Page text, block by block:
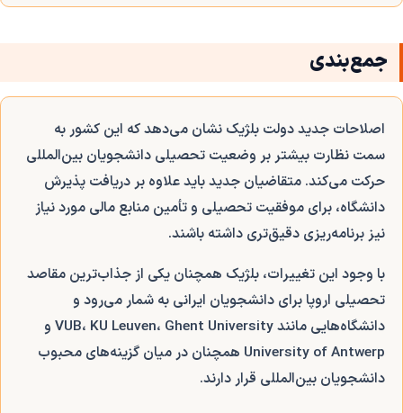
جمع‌بندی
اصلاحات جدید دولت بلژیک نشان می‌دهد که این کشور به
سمت نظارت بیشتر بر وضعیت تحصیلی دانشجویان بین‌المللی
حرکت می‌کند. متقاضیان جدید باید علاوه بر دریافت پذیرش
دانشگاه، برای موفقیت تحصیلی و تأمین منابع مالی مورد نیاز
نیز برنامه‌ریزی دقیق‌تری داشته باشند.
با وجود این تغییرات، بلژیک همچنان یکی از جذاب‌ترین مقاصد
تحصیلی اروپا برای دانشجویان ایرانی به شمار می‌رود و
دانشگاه‌هایی مانند VUB، KU Leuven، Ghent University و
University of Antwerp همچنان در میان گزینه‌های محبوب
دانشجویان بین‌المللی قرار دارند.